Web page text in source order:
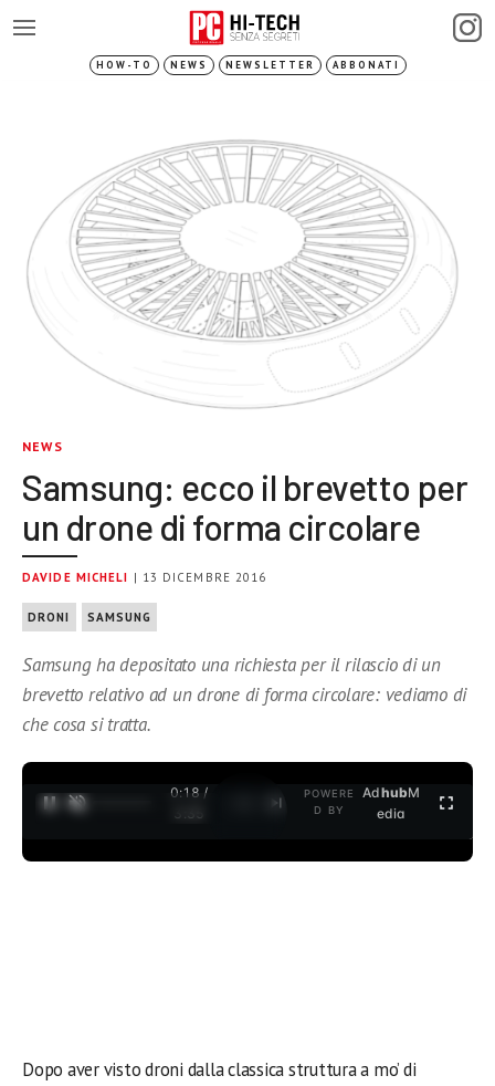
HOW-TO NEWS NEWSLETTER ABBONATI
NEWS
Samsung: ecco il brevetto per
un drone di forma circolare
DAVIDE MICHELI | 13 DICEMBRE 2016
DRONI SAMSUNG
Samsung ha depositato una richiesta per il rilascio di un
brevetto relativo ad un drone di forma circolare: vediamo di
che cosa si tratta.
0:18 /
3:35
POWERE
D BY
AdhubM
edia
Dopo aver visto droni dalla classica struttura a mo’ di